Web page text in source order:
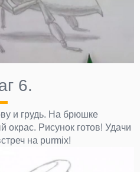
6.
и грудь. На брюшке
Рисунок готов! Удачи
на purmix!